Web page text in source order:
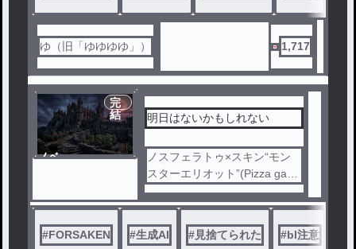
ゆ（旧「ゆゆゆゆ」） 1,717
ノベ
完
結
明日はないかもしれない
ノスフェラトゥ×スキン“モン
スターエリオット”(Pizza gam
eのpizza guy)。ダークめの話
。pizza gameの世界観も入っ
てます。
何となくイメージの曲は「誰
#FORSAKEN #生成AI #見捨てられた #bl注意